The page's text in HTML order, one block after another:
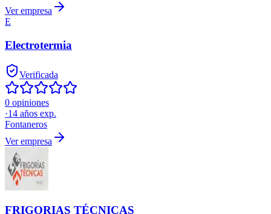
Ver empresa
E
Electrotermia
Verificada
0 opiniones
·14 años exp.
Fontaneros
Ver empresa
FRIGORIAS TÉCNICAS